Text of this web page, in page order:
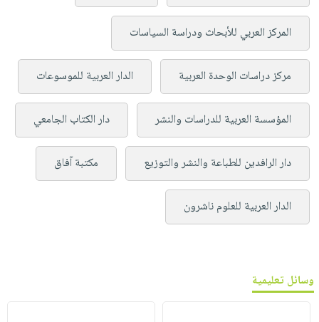
المركز العربي للأبحاث ودراسة السياسات
مركز دراسات الوحدة العربية الدار العربية للموسوعات
المؤسسة العربية للدراسات والنشر دار الكتاب الجامعي
دار الرافدين للطباعة والنشر والتوزيع مكتبة آفاق
الدار العربية للعلوم ناشرون
وسائل تعليمية